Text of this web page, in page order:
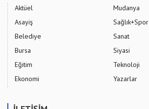
Aktüel
Asayiş
Belediye
Bursa
Eğitim
Ekonomi
Mudanya
Sağlık+Spor
Sanat
Siyasi
Teknoloji
Yazarlar